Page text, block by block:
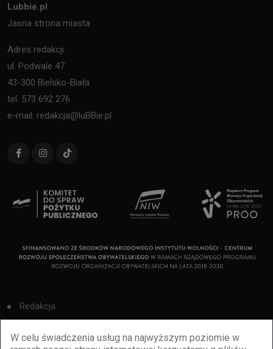
W celu świadczenia usług na najwyższym poziomie w
Lubbie.pl
Jasna strona miasta
Adres redakcji:
ul. Podwale 47
43-300 Bielsko-Biała
tel. 573 692 276
e-mail: redakcja@luBBie.pl
Redakcja
Cookies